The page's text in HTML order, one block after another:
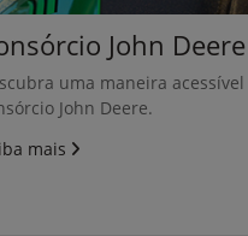
Ajuste inteligente das linhas
plantio e coulter HP, com uma
economia de tempo de até 50
minutos;